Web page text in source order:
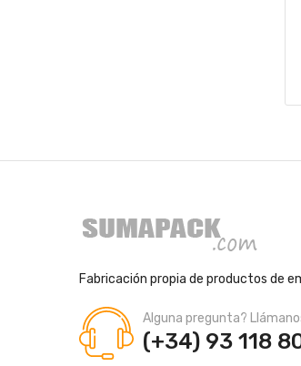
Fabricación propia de productos de
Alguna pregunta?
(+34) 93 118